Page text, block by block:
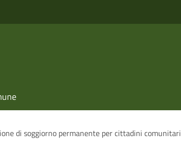
di soggiorno permanente per cittadini comunitari